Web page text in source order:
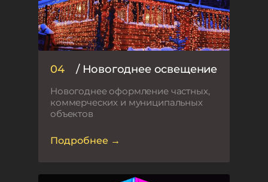
04/ Новогоднее освещение
Новогоднее оформление частных,
коммерческих и муниципальных
объектов
Подробнее →